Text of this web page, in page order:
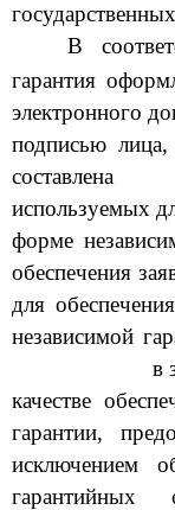
В
гарантия
электронного
подписью
составлена
используемых
форме
обеспечения
для
независимой
в
качестве
гарантии,
исключением
гарантийных